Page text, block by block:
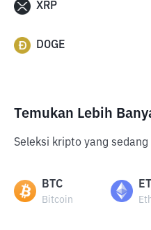
XRP
DOGE
Temukan Lebih
Seleksi kripto yang
BTC
Bitcoin